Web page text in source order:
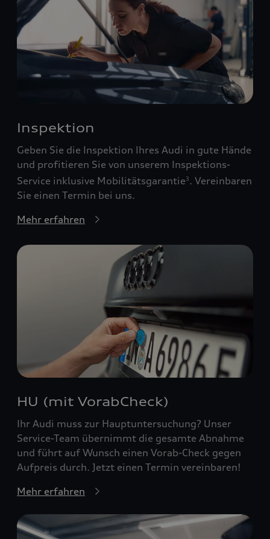
Inspektion
Geben Sie die Inspektion Ihres Audi in gute Hände
und profitieren Sie von unserem Inspektions-
Service inklusive Mobilitätsgarantie3 . Vereinbaren
Sie einen Termin bei uns.
Mehr erfahren
HU (mit VorabCheck)
Ihr Audi muss zur Hauptuntersuchung? Unser
Service-Team übernimmt die gesamte Abnahme
und führt auf Wunsch einen Vorab-Check gegen
Aufpreis durch. Jetzt einen Termin vereinbaren!
Mehr erfahren